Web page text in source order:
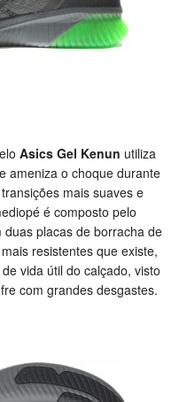
Asics Gel Kenun utiliza
ameniza o choque durante
mais suaves e
é composto pelo
placas de borracha de
resistentes que existe,
vida útil do calçado, visto
com grandes desgastes.